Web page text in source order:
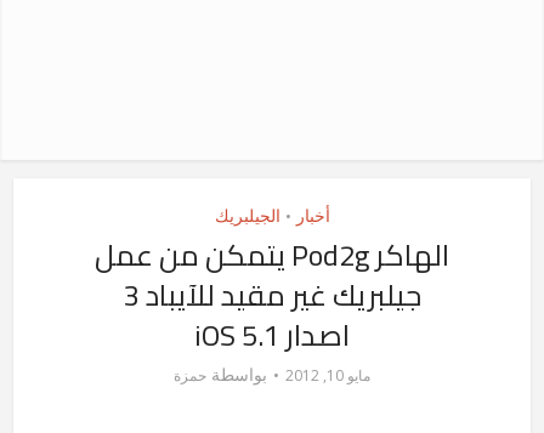
أخبار • الجيلبريك
الهاكر Pod2g يتمكن من عمل
جيلبريك غير مقيد للآيباد 3
اصدار iOS 5.1
مايو 10, 2012 بواسطة حمزة